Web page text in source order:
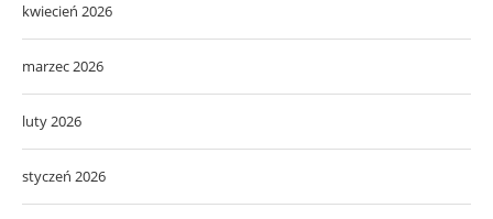
kwiecień 2026
marzec 2026
luty 2026
styczeń 2026